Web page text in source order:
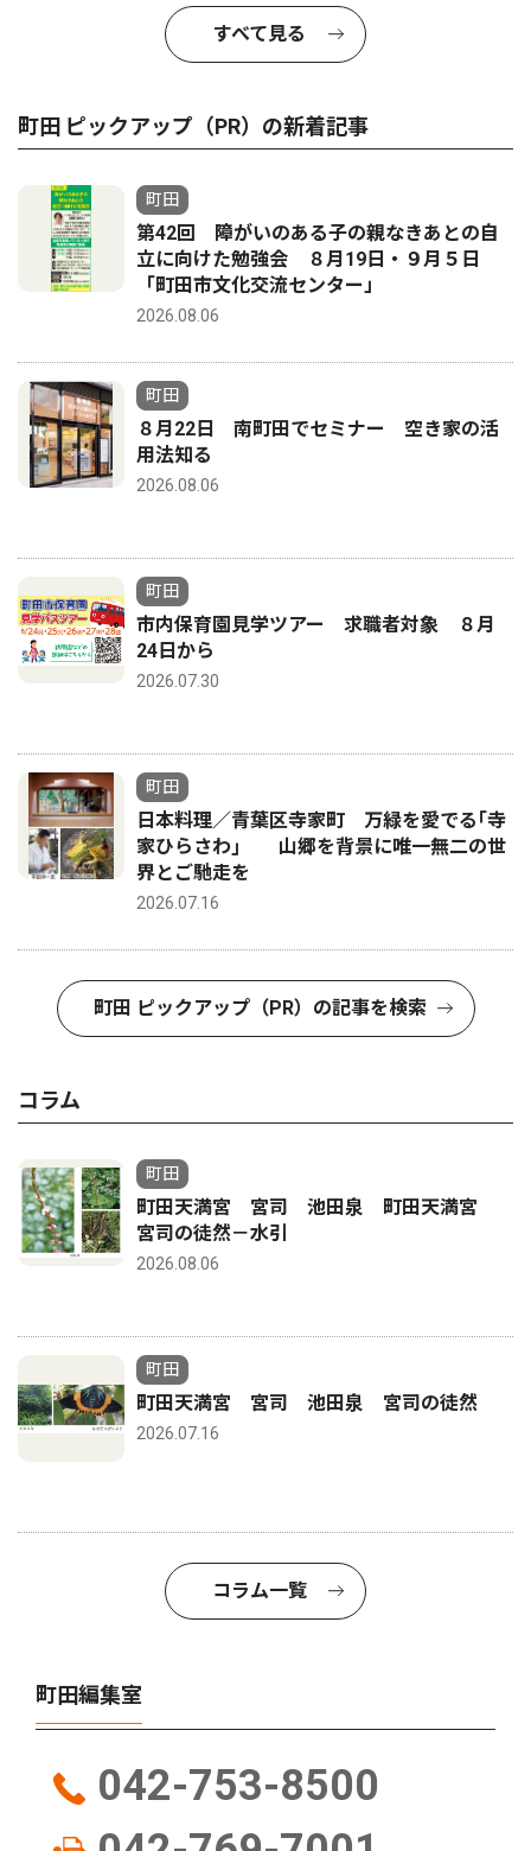
すべて見る
町田 ピックアップ（PR）の新着記事
町田
第42回 障がいのある子の親なきあとの自
立に向けた勉強会 ８月19日・９月５日
「町田市文化交流センター」
2026.08.06
町田
８月22日 南町田でセミナー 空き家の活
用法知る
2026.08.06
町田
市内保育園見学ツアー 求職者対象 ８月
24日から
2026.07.30
町田
日本料理／青葉区寺家町 万緑を愛でる｢寺
家ひらさわ｣ 山郷を背景に唯一無二の世
界とご馳走を
2026.07.16
町田 ピックアップ（PR）の記事を検索
コラム
町田
町田天満宮 宮司 池田泉 町田天満宮
宮司の徒然－水引
2026.08.06
町田
町田天満宮 宮司 池田泉 宮司の徒然
2026.07.16
コラム一覧
町田編集室
042-753-8500